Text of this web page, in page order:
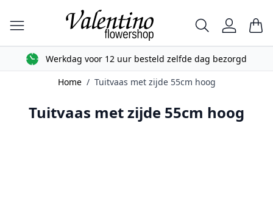
Ga naar de inhoud
Zoek
Werkdag voor 12 uur besteld zelfde dag bezorgd
Home / Tuitvaas met zijde 55cm hoog
Tuitvaas met zijde 55cm hoog